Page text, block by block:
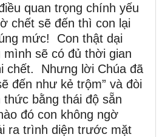
quan trọng chính yếu
chết sẽ đến thì con lại
mức! Con thật dại
sẽ có đủ thời gian
chết. Nhưng lời Chúa đã
đến như kẻ trộm” và đòi
thức bằng thái độ sẵn
đó con không ngờ
ra trình diện trước mặt